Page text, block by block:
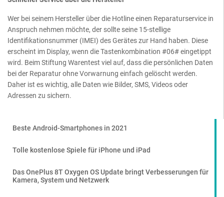
Wer bei seinem Hersteller über die Hotline einen Reparaturservice in
Anspruch nehmen möchte, der sollte seine 15-stellige
Identifikationsnummer (IMEI) des Gerätes zur Hand haben. Diese
erscheint im Display, wenn die Tastenkombination #06# eingetippt
wird. Beim Stiftung Warentest viel auf, dass die persönlichen Daten
bei der Reparatur ohne Vorwarnung einfach gelöscht werden.
Daher ist es wichtig, alle Daten wie Bilder, SMS, Videos oder
Adressen zu sichern.
Beste Android-Smartphones in 2021
Tolle kostenlose Spiele für iPhone und iPad
Das OnePlus 8T Oxygen OS Update bringt Verbesserungen für
Kamera, System und Netzwerk